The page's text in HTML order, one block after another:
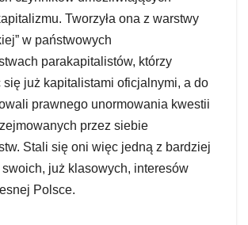
Tworzyła ona z warstwy
w państwowych
parakapitalistów, którzy
się już kapitalistami oficjalnymi, a do
prawnego unormowania kwestii
przez siebie
Stali się oni więc jedną z bardziej
już klasowych, interesów
Polsce.